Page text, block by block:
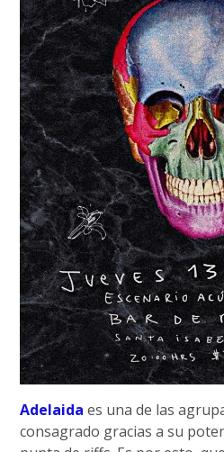
Adelaida es una de las
consagrado gracias a su